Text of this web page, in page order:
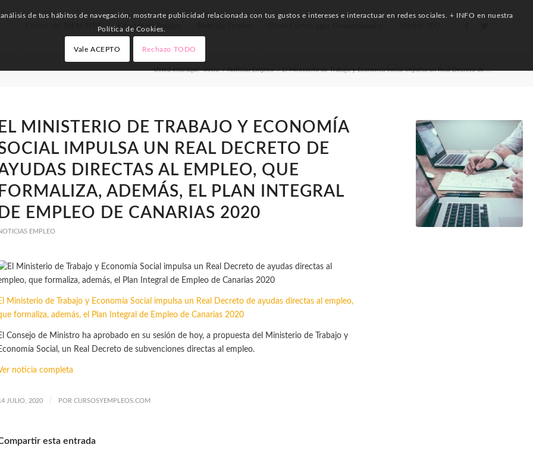
Cursos del INEM SEPE Ofertas de Empleo
Usted está aquí: Inicio / Noticias Empleo / El Ministerio de Trabajo y Economía Social impulsa un Real Decreto de ...
EL MINISTERIO DE TRABAJO Y ECONOMÍA
IMPULSA UN REAL DECRETO DE
DIRECTAS AL EMPLEO, QUE
FORMALIZA, ADEMÁS, EL PLAN INTEGRAL
DE EMPLEO DE CANARIAS 2020
EMPLEO
Ministerio de Trabajo y Economía Social impulsa un Real Decreto de ayudas directas al empleo,
formaliza, además, el Plan Integral de Empleo de Canarias 2020
Consejo de Ministro ha aprobado en su sesión de hoy, a propuesta del Ministerio de Trabajo y
Social, un Real Decreto de subvenciones directas al empleo.
noticia completa
JULIO, 2020 / POR CURSOSYEMPLEOS.COM
esta entrada
de tus hábitos de navegación, mostrarte publicidad relacionada con tus gustos e intereses e interactuar en redes sociales. + INFO en nuestra
Política de Cookies.
Vale ACEPTO Rechazo TODO